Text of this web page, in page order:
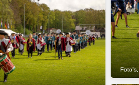
Foto's